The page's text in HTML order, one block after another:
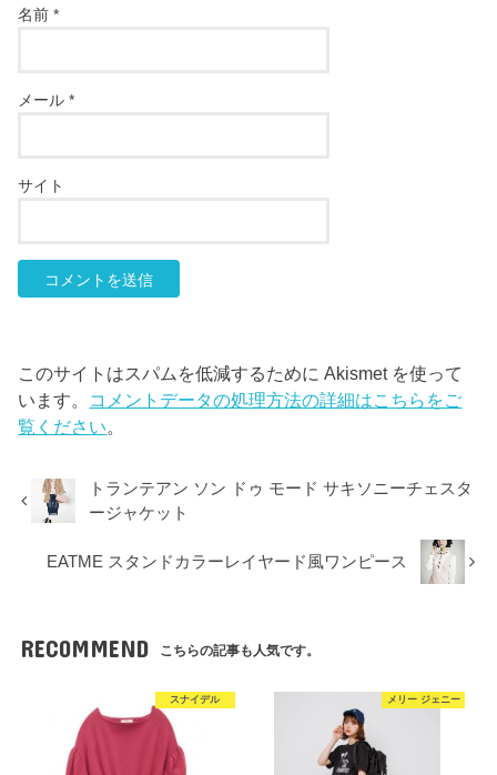
名前*
メール*
サイト
このサイトはスパムを低減するために Akismet を使って
います。 コメントデータの処理方法の詳細はこちらをご
覧ください
トランテアン ソン ドゥ モード サキソニーチェスタ
ージャケット
EATME スタンドカラーレイヤード風ワンピース
RECOMMEND こちらの記事も人気です。
スナイデル メリー ジェニー